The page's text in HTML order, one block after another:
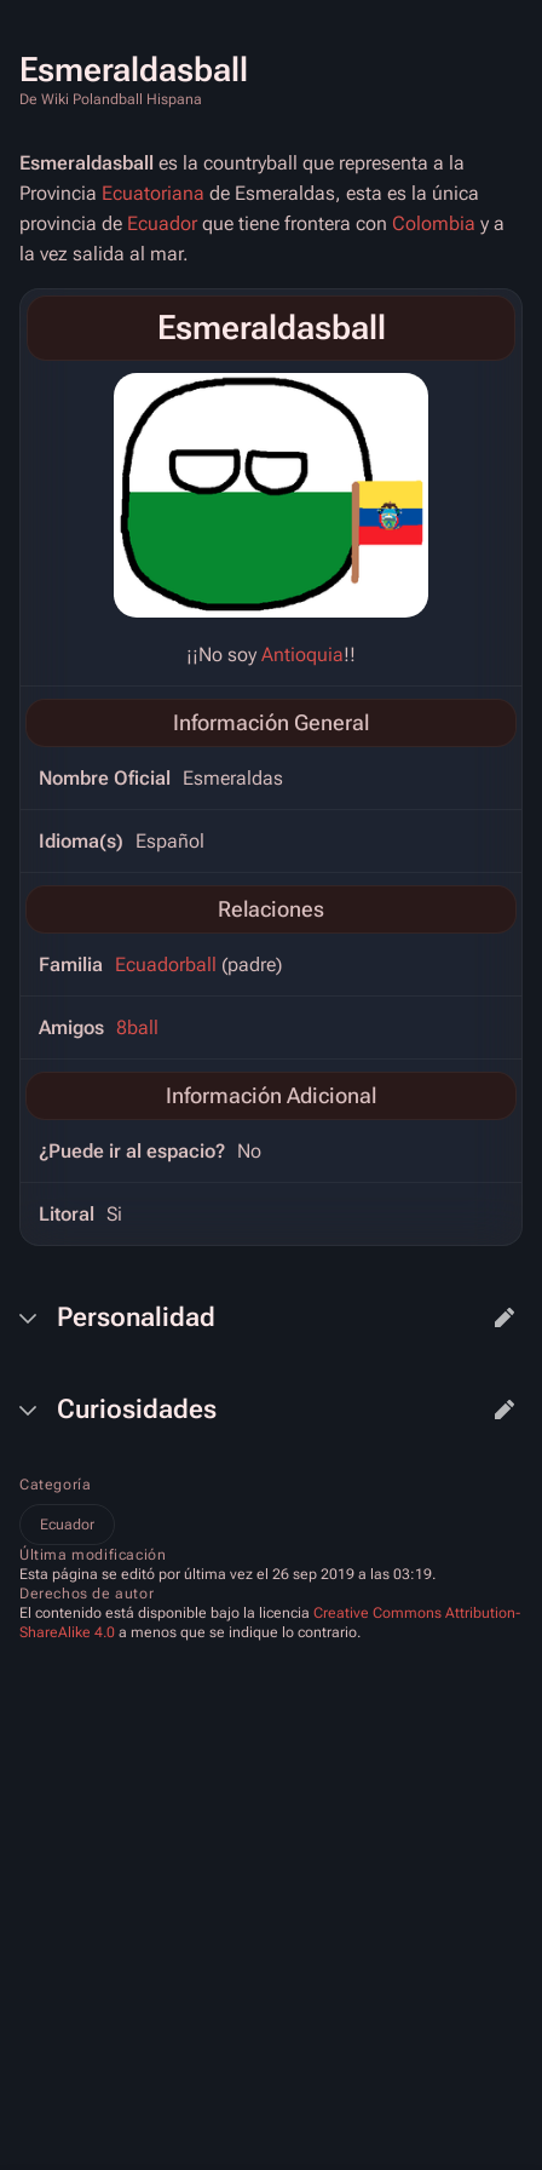
Esmeraldasball
De Wiki Polandball Hispana
Esmeraldasball es la countryball que representa a la
Provincia Ecuatoriana de Esmeraldas, esta es la única
provincia de Ecuadorque tiene frontera con Colombia y a
la vez salida al mar.
Esmeraldasball
¡¡No soy Antioquia!!
Información General
Nombre Oficial Esmeraldas
Idioma(s) Español
Relaciones
Familia Ecuadorball (padre)
Amigos 8ball
Información Adicional
¿Puede ir al espacio? No
Litoral Si
Personalidad
Curiosidades
Categoría
Ecuador
Última modificación
Esta página se editó por última vez el 26 sep 2019 a las 03:19.
Derechos de autor
El contenido está disponible bajo la licencia Creative Commons Attribution-
ShareAlike 4.0 a menos que se indique lo contrario.